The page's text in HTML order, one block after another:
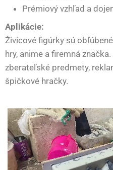
Prémiový vzhľad a
Aplikácie:
Živicové figúrky sú
hry, anime a firemná
zberateľské predmety,
špičkové hračky.